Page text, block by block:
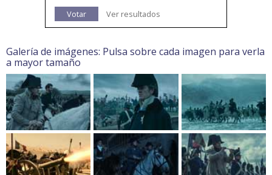
Votar
Ver resultados
Galería de imágenes: Pulsa sobre cada imagen para verla
a mayor tamaño